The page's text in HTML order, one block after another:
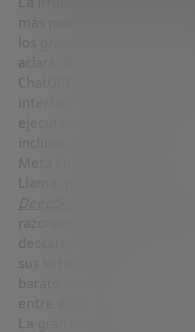
más precisamente,
aclara de entrada la
ChatGPT son cerrados y
ejecutar directamente sus
Meta lidera esta corriente
Llama, pero no está sola.
DeepSeek
razonamiento (
descargar y utilizar
sus servidores sin coste.
entre expertos.
La gran ventaja de los